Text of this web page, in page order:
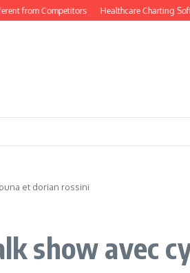
from Competitors Healthcare Charting
et dorian rossini
show avec